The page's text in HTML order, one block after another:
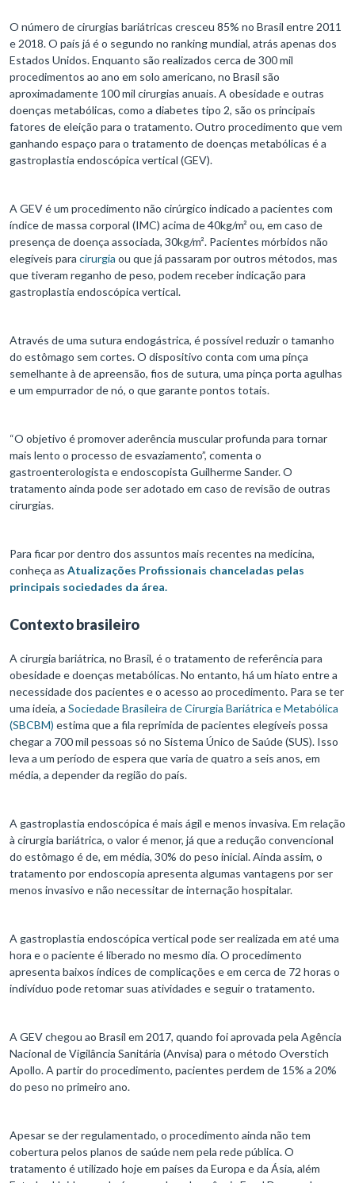
O número de cirurgias bariátricas cresceu 85% no Brasil entre 2011
e 2018. O país já é o segundo no ranking mundial, atrás apenas dos
Estados Unidos. Enquanto são realizados cerca de 300 mil
procedimentos ao ano em solo americano, no Brasil são
aproximadamente 100 mil cirurgias anuais. A obesidade e outras
doenças metabólicas, como a diabetes tipo 2, são os principais
fatores de eleição para o tratamento. Outro procedimento que vem
ganhando espaço para o tratamento de doenças metabólicas é a
gastroplastia endoscópica vertical (GEV).
A GEV é um procedimento não cirúrgico indicado a pacientes com
índice de massa corporal (IMC) acima de 40kg/m² ou, em caso de
presença de doença associada, 30kg/m². Pacientes mórbidos não
elegíveis para cirurgia ou que já passaram por outros métodos, mas
que tiveram reganho de peso, podem receber indicação para
gastroplastia endoscópica vertical.
Através de uma sutura endogástrica, é possível reduzir o tamanho
do estômago sem cortes. O dispositivo conta com uma pinça
semelhante à de apreensão, fios de sutura, uma pinça porta agulhas
e um empurrador de nó, o que garante pontos totais.
“O objetivo é promover aderência muscular profunda para tornar
mais lento o processo de esvaziamento”, comenta o
gastroenterologista e endoscopista Guilherme Sander. O
tratamento ainda pode ser adotado em caso de revisão de outras
cirurgias.
Para ficar por dentro dos assuntos mais recentes na medicina,
conheça as Atualizações Profissionais chanceladas pelas
principais sociedades da área.
Contexto brasileiro
A cirurgia bariátrica, no Brasil, é o tratamento de referência para
obesidade e doenças metabólicas. No entanto, há um hiato entre a
necessidade dos pacientes e o acesso ao procedimento. Para se ter
uma ideia, a Sociedade Brasileira de Cirurgia Bariátrica e Metabólica
(SBCBM) estima que a fila reprimida de pacientes elegíveis possa
chegar a 700 mil pessoas só no Sistema Único de Saúde (SUS). Isso
leva a um período de espera que varia de quatro a seis anos, em
média, a depender da região do país.
A gastroplastia endoscópica é mais ágil e menos invasiva. Em relação
à cirurgia bariátrica, o valor é menor, já que a redução convencional
do estômago é de, em média, 30% do peso inicial. Ainda assim, o
tratamento por endoscopia apresenta algumas vantagens por ser
menos invasivo e não necessitar de internação hospitalar.
A gastroplastia endoscópica vertical pode ser realizada em até uma
hora e o paciente é liberado no mesmo dia. O procedimento
apresenta baixos índices de complicações e em cerca de 72 horas o
indivíduo pode retomar suas atividades e seguir o tratamento.
A GEV chegou ao Brasil em 2017, quando foi aprovada pela Agência
Nacional de Vigilância Sanitária (Anvisa) para o método Overstich
Apollo. A partir do procedimento, pacientes perdem de 15% a 20%
do peso no primeiro ano.
Apesar se der regulamentado, o procedimento ainda não tem
cobertura pelos planos de saúde nem pela rede pública. O
tratamento é utilizado hoje em países da Europa e da Ásia, além